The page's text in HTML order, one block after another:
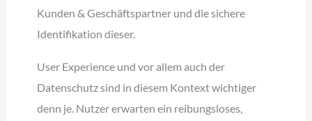
Kunden & Geschäftspartner und die sichere
Identifikation dieser.
User Experience und vor allem auch der
Datenschutz sind in diesem Kontext wichtiger
denn je. Nutzer erwarten ein reibungsloses,